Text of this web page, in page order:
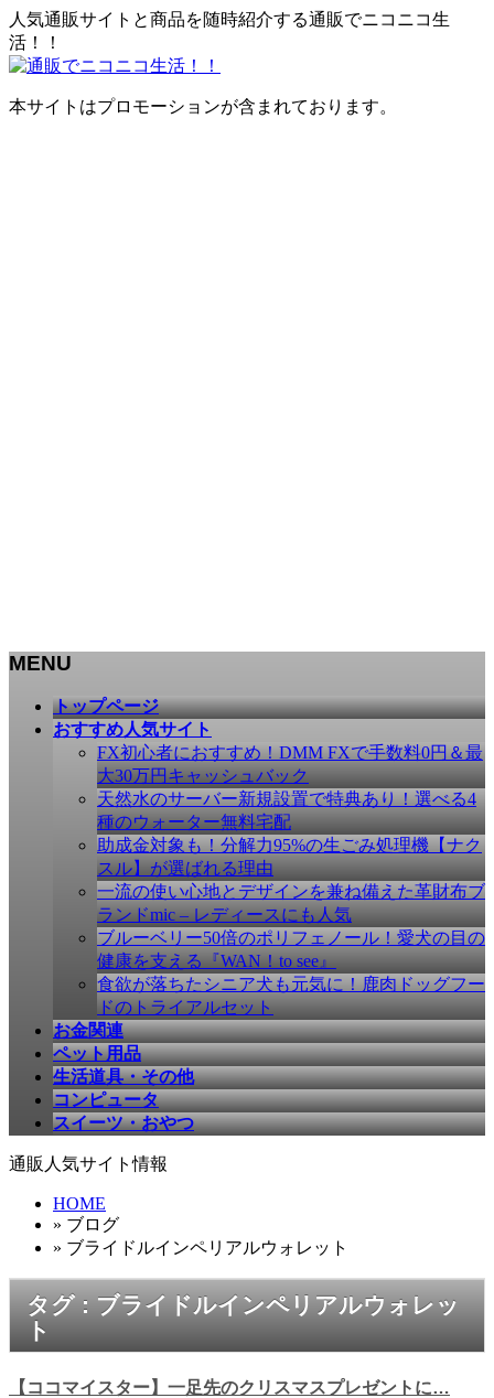
人気通販サイトと商品を随時紹介する通販でニコニコ生
活！！
本サイトはプロモーションが含まれております。
MENU
トップページ
おすすめ人気サイト
FX初心者におすすめ！DMM FXで手数料0円＆最
大30万円キャッシュバック
天然水のサーバー新規設置で特典あり！選べる4
種のウォーター無料宅配
助成金対象も！分解力95%の生ごみ処理機【ナク
スル】が選ばれる理由
一流の使い心地とデザインを兼ね備えた革財布ブ
ランドmic – レディースにも人気
ブルーベリー50倍のポリフェノール！愛犬の目の
健康を支える『WAN！to see』
食欲が落ちたシニア犬も元気に！鹿肉ドッグフー
ドのトライアルセット
お金関連
ペット用品
生活道具・その他
コンピュータ
スイーツ・おやつ
通販人気サイト情報
HOME
» ブログ
» ブライドルインペリアルウォレット
タグ : ブライドルインペリアルウォレッ
ト
【ココマイスター】一足先のクリスマスプレゼントに…